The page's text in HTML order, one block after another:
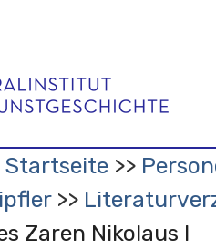
Startseite
Zaren Nikolaus I